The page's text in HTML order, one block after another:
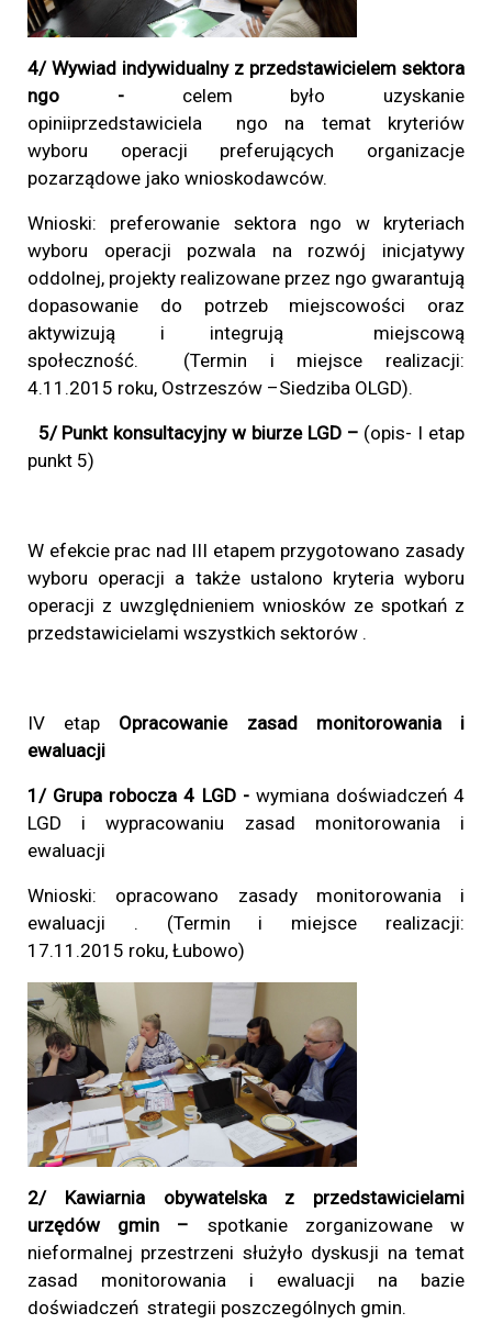
4/ Wywiad indywidualny z przedstawicielem sektora
ngo -celem było uzyskanie
opiniiprzedstawiciela ngo na temat kryteriów
wyboru operacji preferujących organizacje
pozarządowe jako wnioskodawców.
Wnioski: preferowanie sektora ngo w kryteriach
wyboru operacji pozwala na rozwój inicjatywy
oddolnej, projekty realizowane przez ngo gwarantują
dopasowanie do potrzeb miejscowości oraz
aktywizują i integrują miejscową
społeczność. (Termin i miejsce realizacji:
4.11.2015 roku, Ostrzeszów –Siedziba OLGD).
5/ Punkt konsultacyjny w biurze LGD – (opis- I etap
punkt 5)
W efekcie prac nad III etapem przygotowano zasady
wyboru operacji a także ustalono kryteria wyboru
operacji z uwzględnieniem wniosków ze spotkań z
przedstawicielami wszystkich sektorów .
IV etap Opracowanie zasad monitorowania i
ewaluacji
1/ Grupa robocza 4 LGD - wymiana doświadczeń 4
LGD i wypracowaniu zasad monitorowania i
ewaluacji
Wnioski: opracowano zasady monitorowania i
ewaluacji . (Termin i miejsce realizacji:
17.11.2015 roku, Łubowo)
2/ Kawiarnia obywatelska z przedstawicielami
urzędów gmin – spotkanie zorganizowane w
nieformalnej przestrzeni służyło dyskusji na temat
zasad
monitorowania i ewaluacji na bazie
doświadczeń strategii poszczególnych gmin.